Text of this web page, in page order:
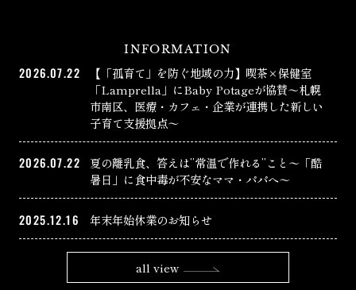
INFORMATION
2026.07.22
【「孤育て」を防ぐ地域の力】喫茶×保健室
「Lamprella」にBaby Potageが協賛〜札幌
市南区、医療・カフェ・企業が連携した新しい
子育て支援拠点〜
2026.07.22
夏の離乳食、答えは”常温で作れる”こと〜「酷
暑日」に食中毒が不安なママ・パパへ〜
2025.12.16 年末年始休業のお知らせ
all view